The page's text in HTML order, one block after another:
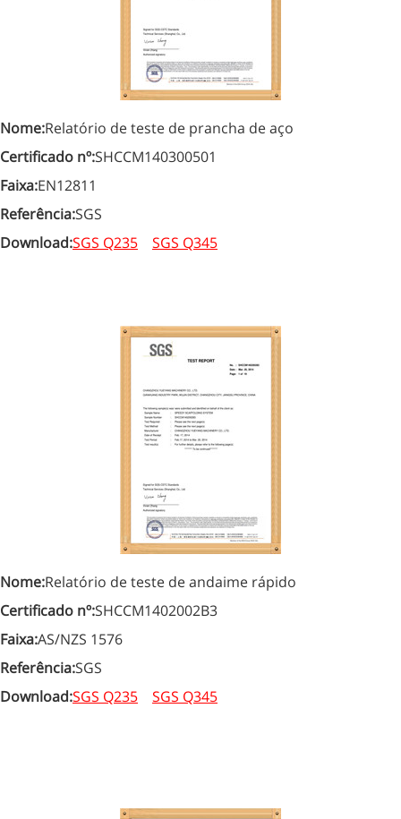
Nome:Relatório de teste de prancha de aço
Certificado nº:SHCCM140300501
Faixa:EN12811
Referência:SGS
Download:SGS Q235 SGS Q345
Nome:Relatório de teste de andaime rápido
Certificado nº:SHCCM1402002B3
Faixa:AS/NZS 1576
Referência:SGS
Download:SGS Q235 SGS Q345